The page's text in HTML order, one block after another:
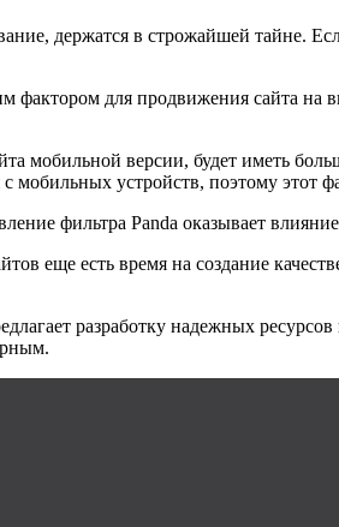
держатся в строжайшей тайне.
фактором для продвижения сайта на
мобильной версии, будет иметь
устройств, поэтому этот
фильтра Panda оказывает
еще есть время на создание
разработку надежных